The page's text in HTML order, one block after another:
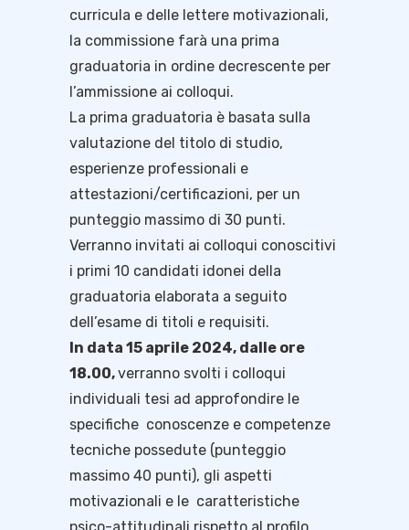
curricula e delle lettere motivazionali,
la commissione farà una prima
graduatoria in ordine decrescente per
l’ammissione ai colloqui.
La prima graduatoria è basata sulla
valutazione del titolo di studio,
esperienze professionali e
attestazioni/certificazioni, per un
punteggio massimo di 30 punti.
Verranno invitati ai colloqui conoscitivi
i primi 10 candidati idonei della
graduatoria elaborata a seguito
dell’esame di titoli e requisiti.
In data 15 aprile 2024, dalle ore
18.00,verranno svolti i colloqui
individuali tesi ad approfondire le
specifiche conoscenze e competenze
tecniche possedute (punteggio
massimo 40 punti), gli aspetti
motivazionali e le caratteristiche